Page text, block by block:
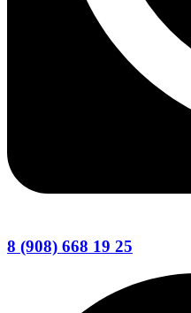
8 (908) 668 19 25